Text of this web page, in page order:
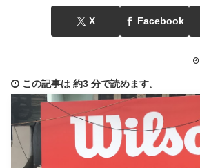
X Facebook
この記事は 約3 分で読めます。